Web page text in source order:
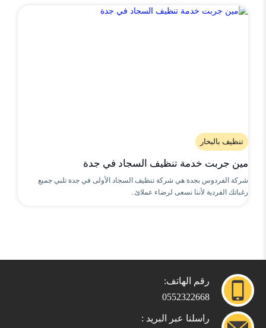
تنظيف بالبخار
مين جربت خدمة تنظيف السجاد في جدة
شركة الفردوس بجدة هي شركة تنظيف السجاد الأولى في جدة تلبي جميع
رغباتك الفردية لأننا نسعى لرضاء عملائ..
رقم الهاتف:
0552322668
راسلنا عبر البريد :